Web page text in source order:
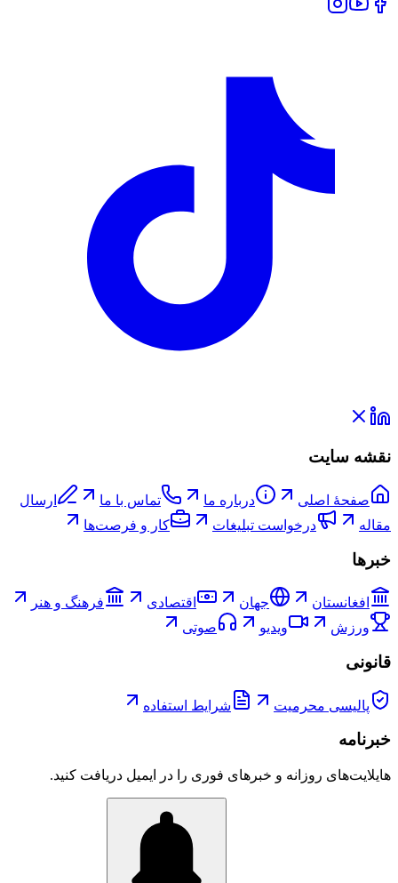
نقشه سایت
صفحۀ اصلی درباره ما تماس با ما
ارسال
مقاله
درخواست تبلیغات کار و فرصت‌ها
خبرها
افغانستان جهان اقتصادی
فرهنگ و هنر
ورزش
ویدیو صوتی
قانونی
پالیسی محرمیت شرایط استفاده
خبرنامه
هایلایت‌های روزانه و خبرهای فوری را در ایمیل دریافت کنید.